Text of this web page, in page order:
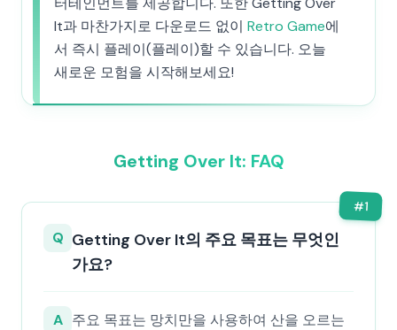
It과 마찬가지로 다운로드 없이 Retro Game에
서 즉시 플레이(플레이)할 수 있습니다. 오늘
새로운 모험을 시작해보세요!
Getting Over It: FAQ
#1
Q Getting Over It의 주요 목표는 무엇인
가요?
A 주요 목표는 망치만을 사용하여 산을 오르는